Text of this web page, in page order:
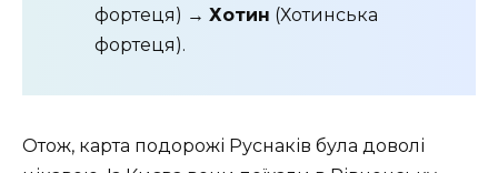
фортеця) → Хотин (Хотинська
фортеця).
Отож, карта подорожі Руснаків була доволі